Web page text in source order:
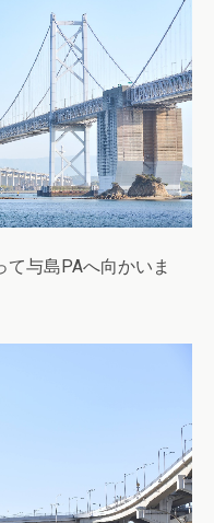
与島PAへ向かいま